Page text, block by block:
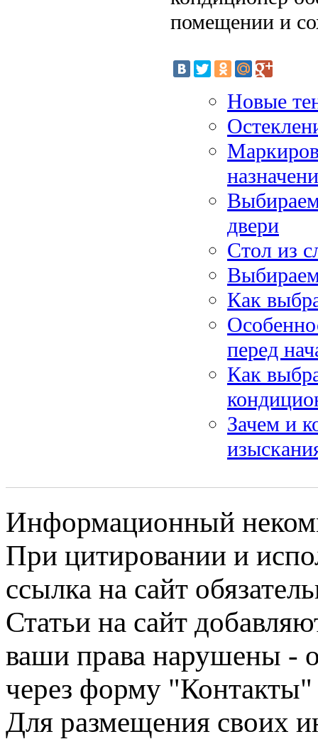
помещении и
Новые
двери
Стол из
Как
перед
Как
Зачем и
Информационный
При цитировании и
ссылка на сайт
Статьи на сайт
ваши права нарушены -
через форму "Контакты"
Для размещения своих